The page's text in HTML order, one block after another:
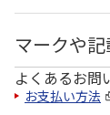
マークや
よくあるお問
お支払い方法